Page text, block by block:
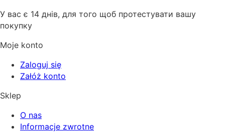
У вас є 14 днів, для того щоб протестувати вашу
покупку
Moje konto
Zaloguj się
Załóż konto
Sklep
O nas
Informacje zwrotne